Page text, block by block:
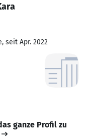
seit Apr. 2022
ganze Profil zu